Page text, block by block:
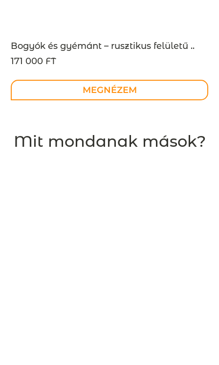
Bogyók és gyémánt – rusztikus felületű ..
171 000 FT
MEGNÉZEM
Mit mondanak mások?